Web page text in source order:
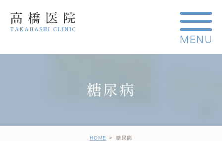
糖尿病
HOME 糖尿病